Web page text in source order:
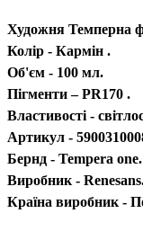
Художня Темперна
Колір - Кармін .
Об'єм - 100 мл.
Пігменти – PR170 .
Властивості -
Артикул -
Бернд - Tempera one.
Виробник -
Країна виробник -